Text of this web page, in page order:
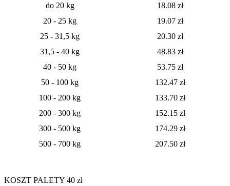
do 20 kg
18.08 zł
20 - 25 kg
19.07 zł
25 - 31,5 kg
20.30 zł
31,5 - 40 kg
48.83 zł
40 - 50 kg
53.75 zł
50 - 100 kg
132.47 zł
100 - 200 kg
133.70 zł
200 - 300 kg
152.15 zł
300 - 500 kg
174.29 zł
500 - 700 kg
207.50 zł
KOSZT PALETY 40 zł